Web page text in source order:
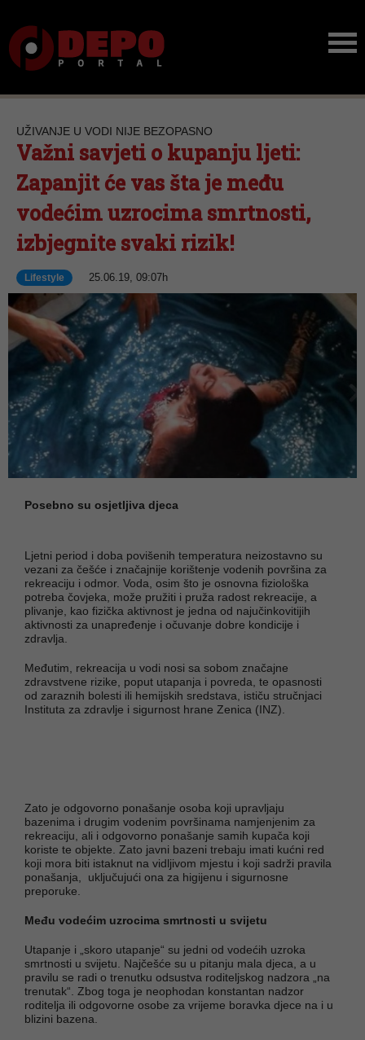
UŽIVANJE U VODI NIJE BEZOPASNO
Važni savjeti o kupanju ljeti:
Zapanjit će vas šta je među
vodećim uzrocima smrtnosti,
izbjegnite svaki rizik!
Lifestyle 25.06.19, 09:07h
Posebno su osjetljiva djeca
Ljetni period i doba povišenih temperatura neizostavno su
vezani za češće i značajnije korištenje vodenih površina za
rekreaciju i odmor. Voda, osim što je osnovna fiziološka
potreba čovjeka, može pružiti i pruža radost rekreacije, a
plivanje, kao fizička aktivnost je jedna od najučinkovitijih
aktivnosti za unapređenje i očuvanje dobre kondicije i
zdravlja.
Međutim, rekreacija u vodi nosi sa sobom značajne
zdravstvene rizike, poput utapanja i povreda, te opasnosti
od zaraznih bolesti ili hemijskih sredstava, ističu stručnjaci
Instituta za zdravlje i sigurnost hrane Zenica (INZ).
Zato je odgovorno ponašanje osoba koji upravljaju
bazenima i drugim vodenim površinama namjenjenim za
rekreaciju, ali i odgovorno ponašanje samih kupača koji
koriste te objekte. Zato javni bazeni trebaju imati kućni red
koji mora biti istaknut na vidljivom mjestu i koji sadrži pravila
ponašanja, uključujući ona za higijenu i sigurnosne
preporuke.
Među vodećim uzrocima smrtnosti u svijetu
Utapanje i „skoro utapanje“ su jedni od vodećih uzroka
smrtnosti u svijetu. Najčešće su u pitanju mala djeca, a u
pravilu se radi o trenutku odsustva roditeljskog nadzora „na
trenutak“. Zbog toga je neophodan konstantan nadzor
roditelja ili odgovorne osobe za vrijeme boravka djece na i u
blizini bazena.